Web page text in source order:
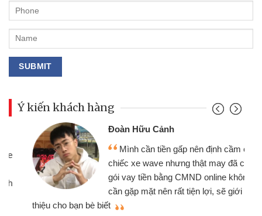
Ý kiến khách hàng
Đoàn Hữu Cảnh
Mình cần tiền gấp nên định cầm cố
chiếc xe wave nhưng thật may đã có
gói vay tiền bằng CMND online không
cần gặp mặt nên rất tiện lợi, sẽ giới
thiệu cho bạn bè biết